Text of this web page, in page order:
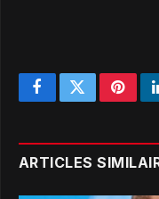
FacebookTwitter
ARTICLES